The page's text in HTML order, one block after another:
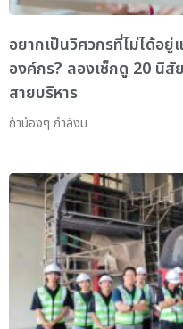
อยากเป็นวิศวกรที่ไม่ได้อ
องค์กร? ลองเช็กดู 20 นิสั
สายบริหาร
ถ้าน้องๆ กำลังม